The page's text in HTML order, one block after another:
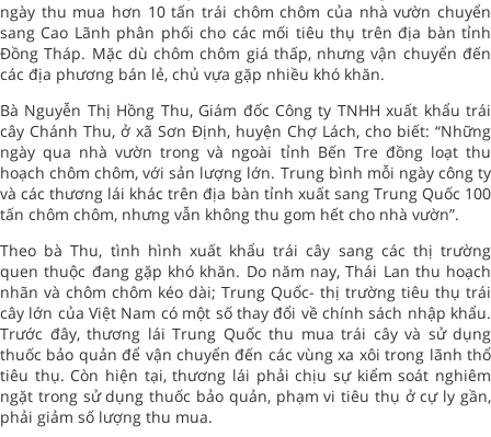
ngày thu mua hơn 10 tấn trái chôm chôm của nhà vườn chuyển
sang Cao Lãnh phân phối cho các mối tiêu thụ trên địa bàn tỉnh
Đồng Tháp. Mặc dù chôm chôm giá thấp, nhưng vận chuyển đến
các địa phương bán lẻ, chủ vựa gặp nhiều khó khăn.
Bà Nguyễn Thị Hồng Thu, Giám đốc Công ty TNHH xuất khẩu trái
cây Chánh Thu, ở xã Sơn Định, huyện Chợ Lách, cho biết: “Những
ngày qua nhà vườn trong và ngoài tỉnh Bến Tre đồng loạt thu
hoạch chôm chôm, với sản lượng lớn. Trung bình mỗi ngày công ty
và các thương lái khác trên địa bàn tỉnh xuất sang Trung Quốc 100
tấn chôm chôm, nhưng vẫn không thu gom hết cho nhà vườn”.
Theo bà Thu, tình hình xuất khẩu trái cây sang các thị trường
quen thuộc đang gặp khó khăn. Do năm nay, Thái Lan thu hoạch
nhãn và chôm chôm kéo dài; Trung Quốc- thị trường tiêu thụ trái
cây lớn của Việt Nam có một số thay đổi về chính sách nhập khẩu.
Trước đây, thương lái Trung Quốc thu mua trái cây và sử dụng
thuốc bảo quản để vận chuyển đến các vùng xa xôi trong lãnh thổ
tiêu thụ. Còn hiện tại, thương lái phải chịu sự kiểm soát nghiêm
ngặt trong sử dụng thuốc bảo quản, phạm vi tiêu thụ ở cự ly gần,
phải giảm số lượng thu mua.